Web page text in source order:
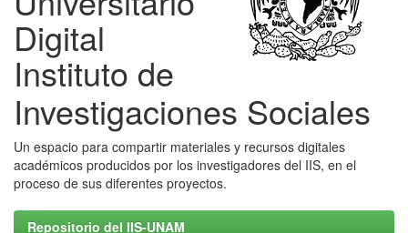
Digital
Instituto de
Investigaciones Sociales
Un espacio para compartir materiales y recursos digitales
académicos producidos por los investigadores del IIS, en el
proceso de sus diferentes proyectos.
Repositorio del IIS-UNAM